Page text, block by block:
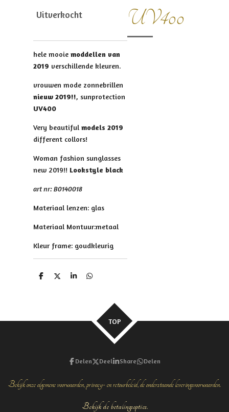
UV400
Uitverkocht
hele mooie moddellen van
2019 verschillende kleuren.
vrouwen mode zonnebrillen
nieuw 2019!!, sunprotection
UV400
Very beautiful models 2019
different collors!
Woman fashion sunglasses
new 2019!! Lookstyle black
art nr: B0140018
Materiaal lenzen: glas
Materiaal Montuur:metaal
Kleur frame: goudkleurig
D
D
S
D
TOP
Delen Deel Share Delen
Bekijk onze algemene voorwaarden, privacy- en retourbeleid, de onderstaande leveringsvoorwaarden.
Bekijk de betalingsopties.